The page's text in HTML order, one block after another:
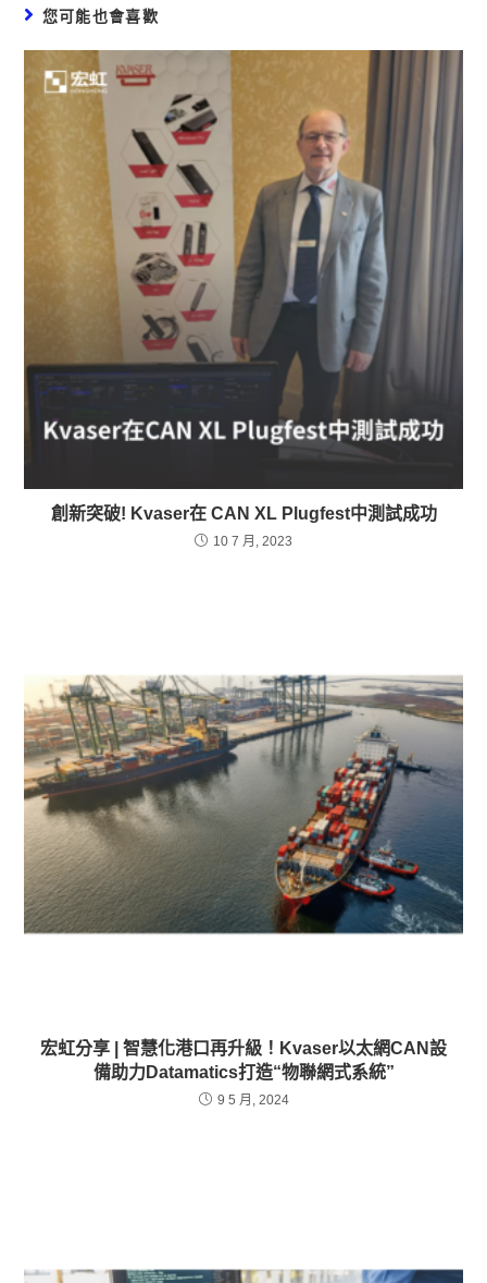
您可能也會喜歡
創新突破! Kvaser在 CAN XL Plugfest中測試成功
10 7 月, 2023
宏虹分享 | 智慧化港口再升級！Kvaser以太網CAN設
備助力Datamatics打造“物聯網式系統”
9 5 月, 2024